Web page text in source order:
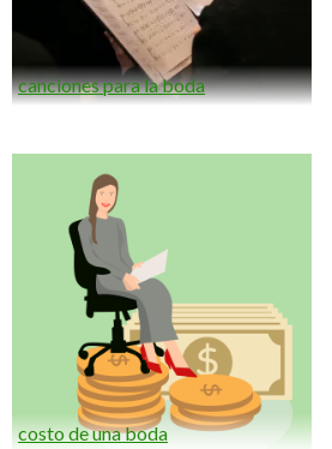
canciones para la boda
costo de una boda